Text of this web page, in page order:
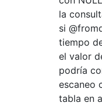
la
si
tiempo
el valor
podría
escaneo
tabla en